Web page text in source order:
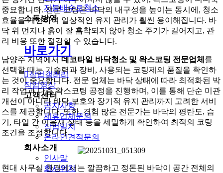
지붕배수로청소
소독방역
바로가기
작업갤러리
작업영상
고객센터
공지사항
제휴업체문의
작업일지
온라인견적문의
회사소개
인사말
회사위치
중요합니다. 전문 코팅은 바닥의 내구성을 높이는 동시에, 청소
효율을 개선하여 일상적인 유지 관리가 훨씬 용이해집니다. 바
닥 위 먼지나 흙이 잘 흡착되지 않아 청소 주기가 길어지고, 관
리 비용 또한 절감할 수 있습니다.
남양주 지역에서데코타일 바닥청소 및 왁스코팅 전문업체 를
선택할 때는 기술력과 장비, 사용되는 코팅제의 품질을 확인하
는 것이 중요합니다. 전문 업체는 바닥 상태에 따라 최적화된 박
리 작업과 다층 왁스코팅 공정을 진행하며, 이를 통해 단순 미관
개선이 아니라 바닥 보호와 장기적 유지 관리까지 고려한 서비
스를 제공합니다. 또한, 경험 많은 전문가는 바닥의 평탄도, 습
기, 타일 간 이음새 상태 등을 세밀하게 확인하여 최적의 코팅
조건을 조정합니다.
현대 사무실 환경에서는 깔끔하고 정돈된 바닥이 공간 전체의